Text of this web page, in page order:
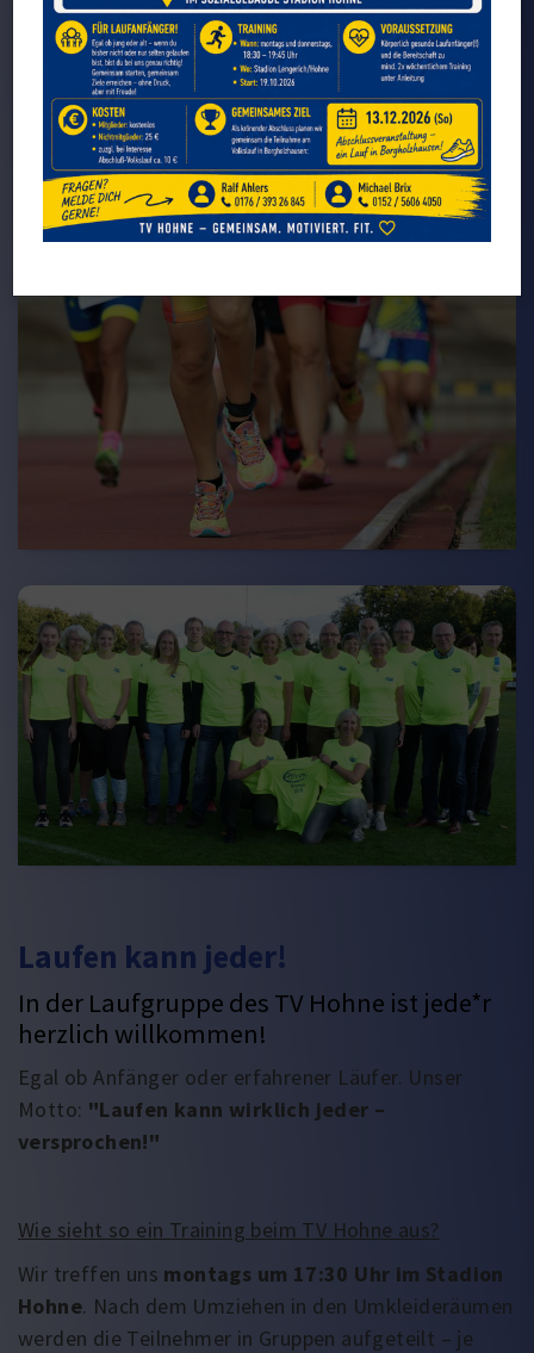
Laufen kann jeder!
In der Laufgruppe des TV Hohne ist jede*r
herzlich willkommen!
Egal ob Anfänger oder erfahrener Läufer. Unser
Motto: "Laufen kann wirklich jeder –
versprochen!"
Wie sieht so ein Training beim TV Hohne aus?
Wir treffen uns montags um 17:30 Uhr im Stadion
Hohne. Nach dem Umziehen in den Umkleideräumen
werden die Teilnehmer in Gruppen aufgeteilt – je